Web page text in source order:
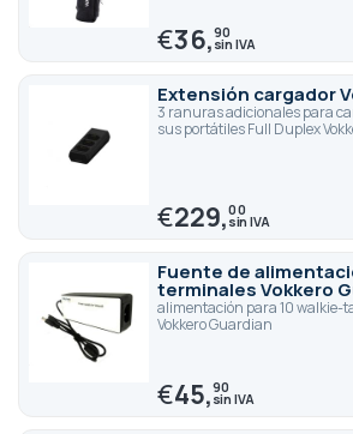
€36,90
Extensión cargador
3 ranuras adicionales para
sus portátiles Full Duplex
€229,00
Fuente de
terminales Vokkero
alimentación para 10 walkie-
Vokkero Guardian
€45,90